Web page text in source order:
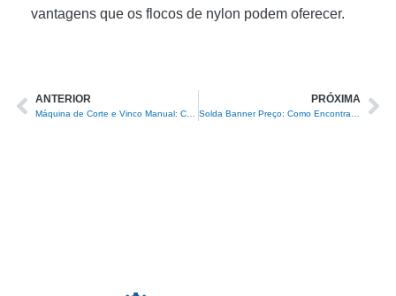
vantagens que os flocos de nylon podem oferecer.
Prev
ANTERIOR
Máquina de Corte e Vinco Manual: Como Escolher a Ideal para Seus Projetos
PRÓXIMA
Solda Banner Preço: Como Encontrar as Melhores Ofertas e Garantir Qualidade